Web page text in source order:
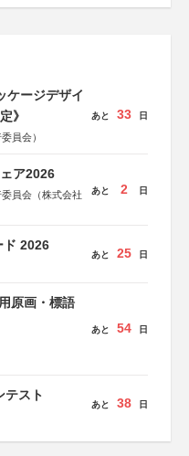
ケージデザイ
》
員会）
あと 33 日
ア2026
員会（株式会社
あと 2 日
ド 2026
あと 25 日
原画・標語
あと 54 日
テスト
あと 38 日